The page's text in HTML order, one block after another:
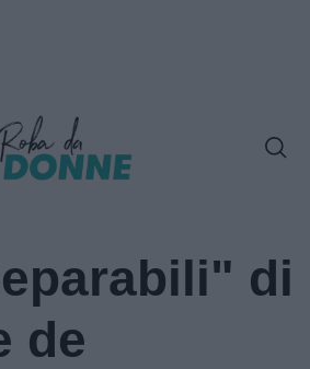
di
de